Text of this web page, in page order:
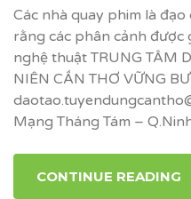
Các nhà quay phim là
rằng các phân cảnh được
nghệ thuật TRUNG TÂM
NIÊN CẦN THƠ VỮNG
Mạng Tháng Tám –
CONTINUE READING